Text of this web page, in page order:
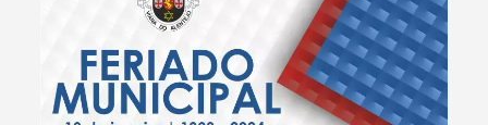
Termo de Pesquisa